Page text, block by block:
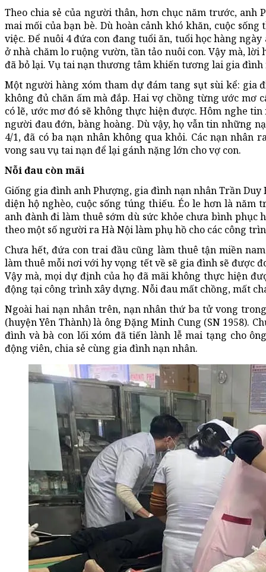
Theo chia sẻ của người thân, hơn chục năm trước,
mai mối của bạn bè. Dù hoàn cảnh khó khăn, cuộc
việc. Để nuôi 4 đứa con đang tuổi ăn, tuổi học hàng
ở nhà chăm lo ruộng vườn, tần tảo nuôi con. Vậy mà,
đã bỏ lại. Vụ tai nạn thương tâm khiến tương lai gia đình
Một người hàng xóm tham dự đám tang sụt sùi kể: gia
không đủ chăn ấm mà đắp. Hai vợ chồng từng ước mơ
có lẽ, ước mơ đó sẽ không thực hiện được. Hôm nghe
người đau đớn, bàng hoàng. Dù vậy, họ vẫn tin những
4/1, đã có ba nạn nhân không qua khỏi. Các nạn
vong sau vụ tai nạn để lại gánh nặng lớn cho vợ con.
Nỗi đau còn mãi
Giống gia đình anh Phượng, gia đình nạn nhân Trần
diện hộ nghèo, cuộc sống túng thiếu. Éo le hơn là
anh đành đi làm thuê sớm dù sức khỏe chưa bình phục
theo một số người ra Hà Nội làm phụ hồ cho các công
Chưa hết, đứa con trai đầu cũng làm thuê tận miền
làm thuê mỗi nơi với hy vọng tết về sẽ gia đình sẽ được
Vậy mà, mọi dự định của họ đã mãi không thực hiện
động tại công trình xây dựng. Nỗi đau mất chồng, mất
Ngoài hai nạn nhân trên, nạn nhân thứ ba tử vong
(huyện Yên Thành) là ông Đặng Minh Cung (SN 1958).
đình và bà con lối xóm đã tiến lành lễ mai tạng cho
động viên, chia sẻ cùng gia đình nạn nhân.